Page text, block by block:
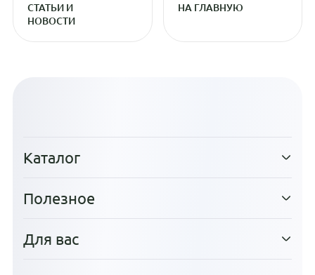
СТАТЬИ И
НОВОСТИ
НА ГЛАВНУЮ
Каталог
Полезное
Для вас